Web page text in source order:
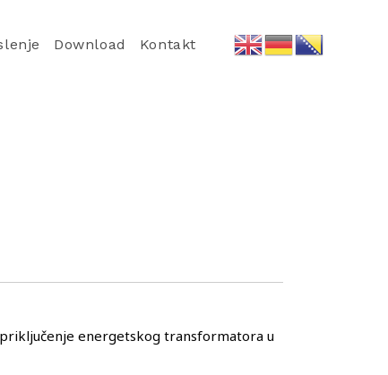
Download Kontakt
energetskog transformatora u